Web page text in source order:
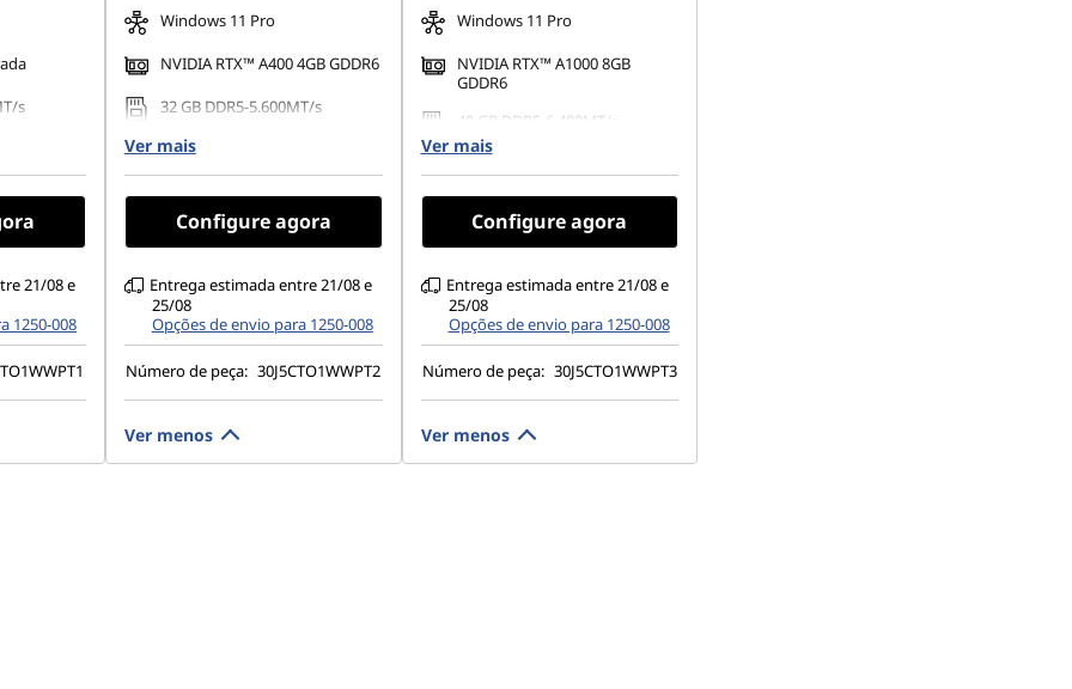
s
Opal
21/08 e
1250-008
Windows 11 Pro
NVIDIA RTX™ A400 4GB GDDR6
32 GB DDR5-5.600MT/s
Performance TLC Opal
Ethernet integrada
Ver mais
Configure agora
Entrega estimada entre 21/08 e
25/08
Opções de envio para 1250-008
Número de peça: 30J5CTO1WWPT2
Ver menos
Windows 11 Pro
NVIDIA RTX™ A1000 8GB
GDDR6
48 GB DDR5-6.400MT/s
(CSODIMM)
2 TB SSD M.2 2280 PCIe Gen5
Performance TLC Opal
Ethernet integrada
Ver mais
Configure agora
Entrega estimada entre 21/08 e
25/08
Opções de envio para 1250-008
Número de peça: 30J5CTO1WWPT3
Ver menos